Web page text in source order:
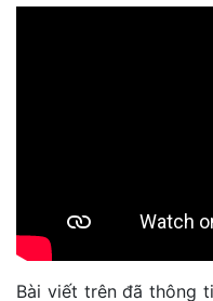
Bài viết trên đã thông